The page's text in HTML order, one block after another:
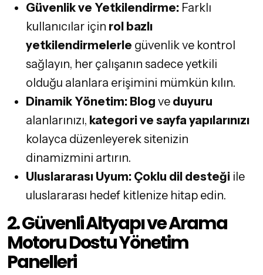
Güvenlik ve Yetkilendirme: Farklı
kullanıcılar için rol bazlı
yetkilendirmelerle güvenlik ve kontrol
sağlayın, her çalışanın sadece yetkili
olduğu alanlara erişimini mümkün kılın.
Dinamik Yönetim: Blog ve duyuru
alanlarınızı, kategori ve sayfa yapılarınızı
kolayca düzenleyerek sitenizin
dinamizmini artırın.
Uluslararası Uyum: Çoklu dil desteği ile
uluslararası hedef kitlenize hitap edin.
2. Güvenli Altyapı ve Arama
Motoru Dostu Yönetim
Panelleri